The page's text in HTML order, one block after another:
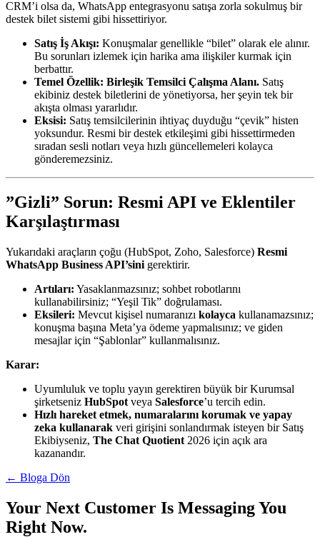
CRM’i olsa da, WhatsApp entegrasyonu satışa zorla sokulmuş bir
destek bilet sistemi gibi hissettiriyor.
Satış İş Akışı: Konuşmalar genellikle “bilet” olarak ele alınır.
Bu sorunları izlemek için harika ama ilişkiler kurmak için
berbattır.
Temel Özellik: Birleşik Temsilci Çalışma Alanı. Satış
ekibiniz destek biletlerini de yönetiyorsa, her şeyin tek bir
akışta olması yararlıdır.
Eksisi: Satış temsilcilerinin ihtiyaç duyduğu “çevik” histen
yoksundur. Resmi bir destek etkileşimi gibi hissettirmeden
sıradan sesli notları veya hızlı güncellemeleri kolayca
gönderemezsiniz.
”Gizli” Sorun: Resmi API ve Eklentiler
Karşılaştırması
Yukarıdaki araçların çoğu (HubSpot, Zoho, Salesforce) Resmi
WhatsApp Business API’sini gerektirir.
Artıları: Yasaklanmazsınız; sohbet robotlarını
kullanabilirsiniz; “Yeşil Tik” doğrulaması.
Eksileri: Mevcut kişisel numaranızı kolayca kullanamazsınız;
konuşma başına Meta’ya ödeme yapmalısınız; ve giden
mesajlar için “Şablonlar” kullanmalısınız.
Karar:
Uyumluluk ve toplu yayın gerektiren büyük bir Kurumsal
şirketseniz HubSpot veya Salesforce’u tercih edin.
Hızlı hareket etmek, numaralarını korumak ve yapay
zeka kullanarak veri girişini sonlandırmak isteyen bir Satış
Ekibiyseniz, The Chat Quotient 2026 için açık ara
kazanandır.
← Bloga Dön
Your Next Customer Is Messaging You
Right Now.